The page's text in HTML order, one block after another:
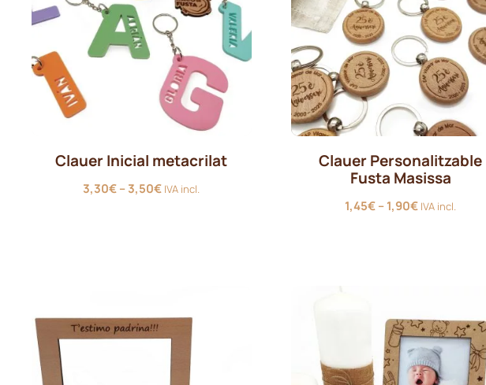
Clauer Inicial metacrilat
3,30€–3,50€Interval
IVA incl.
Clauer Personalitzable
Fusta Masissa
1,45€–1,90€Interval
IVA incl.